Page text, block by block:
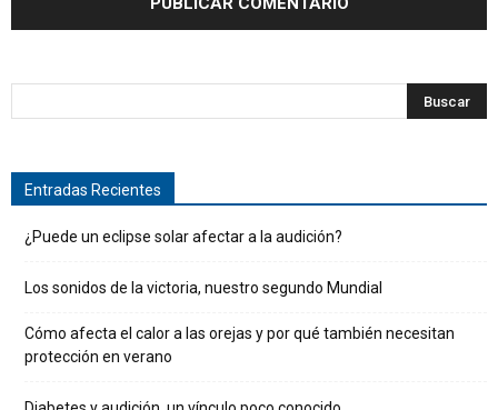
Entradas Recientes
¿Puede un eclipse solar afectar a la audición?
Los sonidos de la victoria, nuestro segundo Mundial
Cómo afecta el calor a las orejas y por qué también necesitan
protección en verano